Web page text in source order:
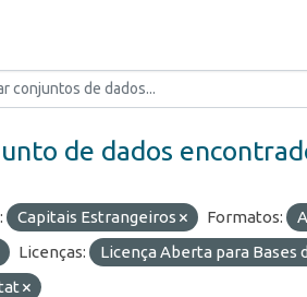
de dados
Capitais Estrangeiros Formatos:
Licenças: Licença Aberta para Bases